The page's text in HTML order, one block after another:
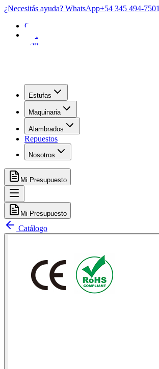
¿Necesitás ayuda? WhatsApp+54 345 494-7501
Garantía
FAQ
Contacto
Estufas
Maquinaria
Alambrados
Repuestos
Nosotros
Mi Presupuesto
Mi Presupuesto
Catálogo